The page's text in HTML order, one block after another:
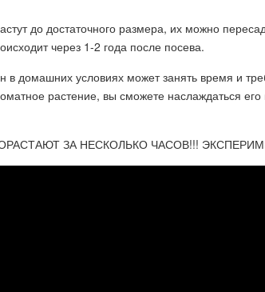
до достаточного размера, их можно
через 1-2 года после посева.
домашних условиях может занять время и
растение, вы сможете наслаждаться
ЗА НЕСКОЛЬКО ЧАСОВ!!!